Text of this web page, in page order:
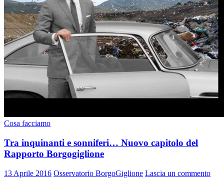
Cosa facciamo
Tra inquinanti e sonniferi… Nuovo capitolo del
Rapporto Borgogiglione
13 Aprile 2016 Osservatorio BorgoGiglione Lascia un commento